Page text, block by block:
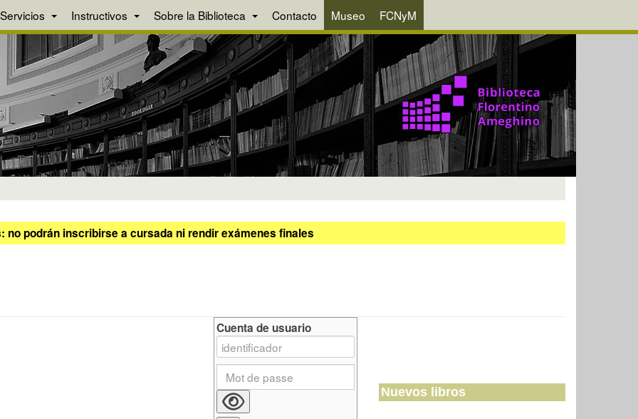
Servicios Instructivos Sobre la Biblioteca Contacto Museo FCNyM
podrán inscribirse a cursada ni rendir exámenes finales
Cuenta de usuario
Nuevos libros